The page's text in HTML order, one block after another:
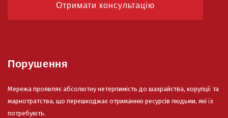
Отримати консультацію
Порушення
Мережа проявляє абсолютну нетерпимість до шахрайства, корупції та
марнотратства, що перешкоджає отриманню ресурсів людьми, які їх
потребують.